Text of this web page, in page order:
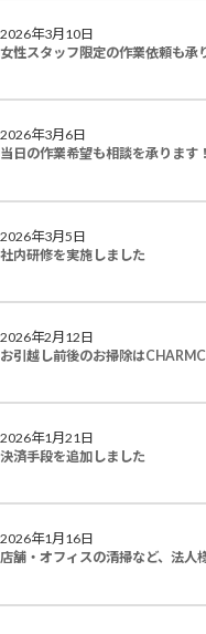
2026年3月10日
女性スタッフ限定の作業依頼も承
2026年3月6日
当日の作業希望も相談を承ります！
2026年3月5日
社内研修を実施しました
2026年2月12日
お引越し前後のお掃除は
2026年1月21日
決済手段を追加しました
2026年1月16日
店舗・オフィスの清掃など、法人